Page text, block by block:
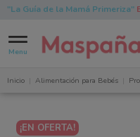
"La Guía de la Mamá Primeriza"
Menu
Inicio Alimentación para Bebés
¡EN OFERTA!